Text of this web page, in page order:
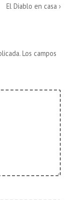
La
El Diablo en casa ›
Los campos